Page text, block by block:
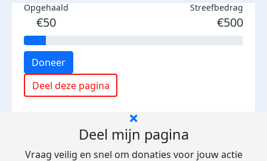
Opgehaald
€50
Streefbedrag
€500
Doneer
Deel deze pagina
Deel mijn pagina
Vraag veilig en snel om donaties voor jouw actie